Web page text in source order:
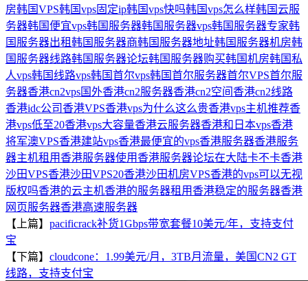
房韩国VPS韩国vps固定ip韩国vps快吗韩国vps怎么样韩国云服
务器韩国便宜vps韩国服务器韩国服务器vps韩国服务器专家韩
国服务器出租韩国服务器商韩国服务器地址韩国服务器机房韩
国服务器线路韩国服务器论坛韩国服务器购买韩国机房韩国私
人vps韩国线路vps韩国首尔vps韩国首尔服务器首尔VPS首尔服
务器香港cn2vps国外香港cn2服务器香港cn2空间 香港cn2线路
香港idc公司 香港VPS香港vps为什么这么贵香港vps主机推荐香
港vps低至20香港vps大容量香港云服务器香港和日本vps香港
将军澳VPS香港建站vps香港最便宜的vps香港服务器香港服务
器主机租用 香港服务器使用 香港服务器论坛在大陆卡不卡香港
沙田VPS香港沙田VPS20香港沙田机房VPS香港的vps可以无视
版权吗香港的云主机香港的服务器租用 香港稳定的服务器香港
网页服务器香港高速服务器
【上篇】 pacificrack补货1Gbps带宽套餐10美元/年，支持支付
宝
【下篇】 cloudcone：1.99美元/月，3TB月流量，美国CN2 GT
线路，支持支付宝